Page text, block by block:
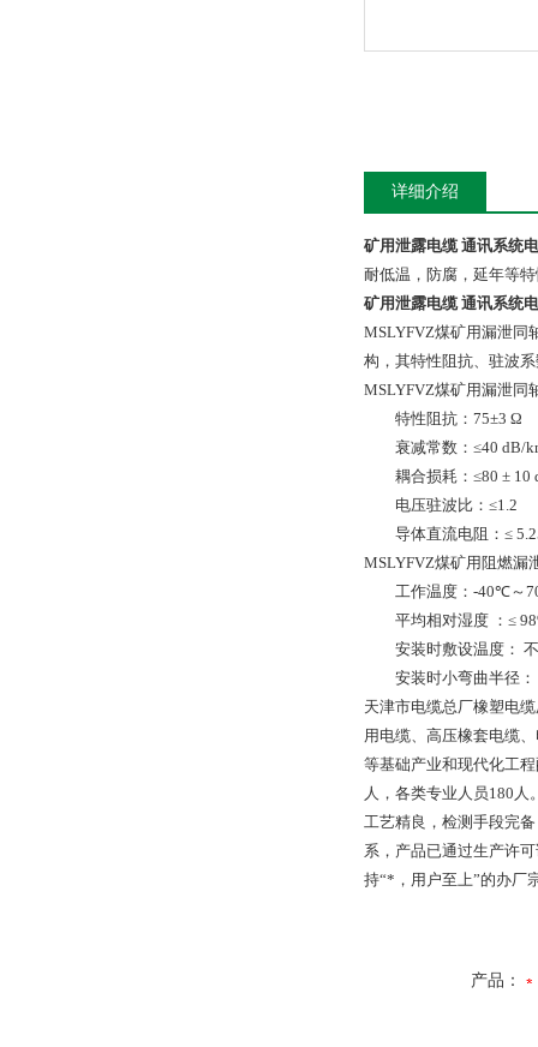
详细介绍
矿用泄露电缆 通讯系统
耐低温，防腐，延年等
矿用泄露电缆 通讯系统
MSLYFVZ煤矿用漏泄同
构，其特性阻抗、驻波
MSLYFVZ煤矿用漏泄同
特性阻抗： 75±3 Ω
衰减常数：≤40 dB/
耦合损耗：≤80 ± 10
电压驻波比：≤1.2
导体直流电阻：≤
MSLYFVZ煤矿用阻燃漏
工作温度： -40℃～
平均相对湿度 ：≤
安装时敷设温度：
安装时小弯曲半径：
天津市电缆总厂橡塑电
用电缆、高压橡套电缆
等基础产业和现代化工
人，各类专业人员180 人
工艺精良，检测手段完
系，产品已通过生产许
持“*，用户至上”的办厂
产品：